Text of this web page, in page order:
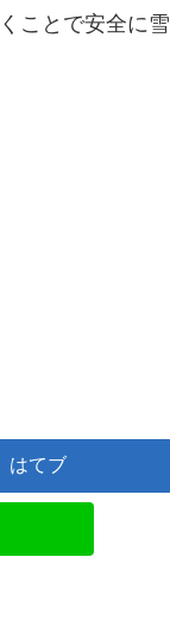
ことで安全に雪
はてブ